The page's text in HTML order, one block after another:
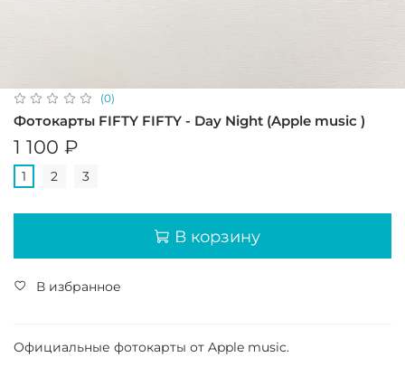
(0)
Фотокарты FIFTY FIFTY - Day Night (Apple music )
1 100 ₽
1 2 3
В корзину
В избранное
Официальные фотокарты от Apple music.